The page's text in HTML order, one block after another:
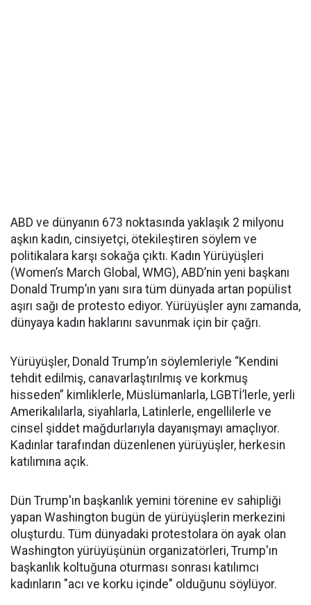
ABD ve dünyanın 673 noktasında yaklaşık 2 milyonu
aşkın kadın, cinsiyetçi, ötekileştiren söylem ve
politikalara karşı sokağa çıktı. Kadın Yürüyüşleri
(Women’s March Global, WMG), ABD’nin yeni başkanı
Donald Trump’ın yanı sıra tüm dünyada artan popülist
aşırı sağı de protesto ediyor. Yürüyüşler aynı zamanda,
dünyaya kadın haklarını savunmak için bir çağrı.
Yürüyüşler, Donald Trump’ın söylemleriyle “Kendini
tehdit edilmiş, canavarlaştırılmış ve korkmuş
hisseden” kimliklerle, Müslümanlarla, LGBTİ’lerle, yerli
Amerikalılarla, siyahlarla, Latinlerle, engellilerle ve
cinsel şiddet mağdurlarıyla dayanışmayı amaçlıyor.
Kadınlar tarafından düzenlenen yürüyüşler, herkesin
katılımına açık.
Dün Trump'ın başkanlık yemini törenine ev sahipliği
yapan Washington bugün de yürüyüşlerin merkezini
oluşturdu. Tüm dünyadaki protestolara ön ayak olan
Washington yürüyüşünün organizatörleri, Trump'ın
başkanlık koltuğuna oturması sonrası katılımcı
kadınların "acı ve korku içinde" olduğunu söylüyor.